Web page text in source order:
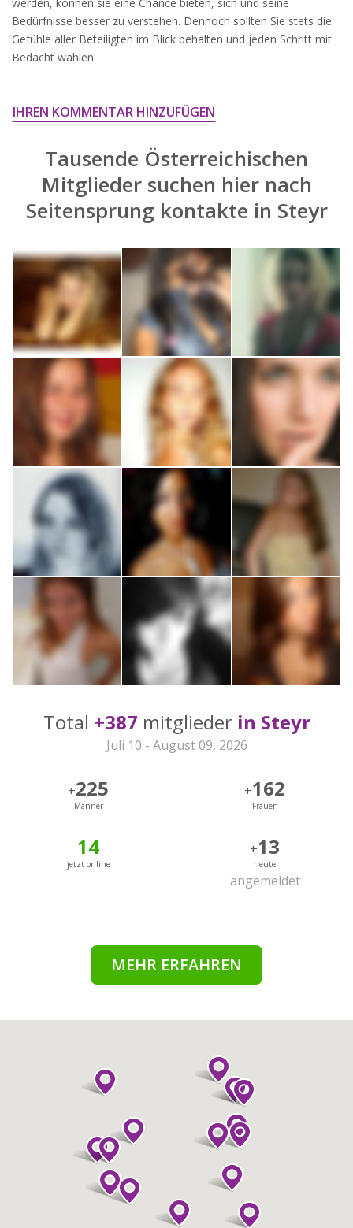
Bedürfnisse besser zu verstehen. Dennoch sollten Sie stets die
Gefühle aller Beteiligten im Blick behalten und jeden Schritt mit
Bedacht wählen.
IHREN KOMMENTAR HINZUFÜGEN
Tausende Österreichischen
Mitglieder suchen hier nach
Seitensprung kontakte in Steyr
Total +387 mitglieder in Steyr
Juli 10 - August 09, 2026
+225
Männer
+162
Frauen
14
jetzt online
+13
heute
angemeldet
MEHR ERFAHREN